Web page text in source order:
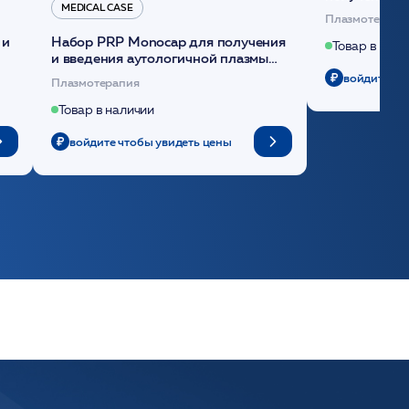
MEDICAL CASE
Набор PRP Monocap для получения
и введения аутологичной плазмы
(саше 1шт)/Medical Case
Плазмотерапия
Товар в наличии
войдите чтобы увидеть цены
плазмы
Товар в
войдите